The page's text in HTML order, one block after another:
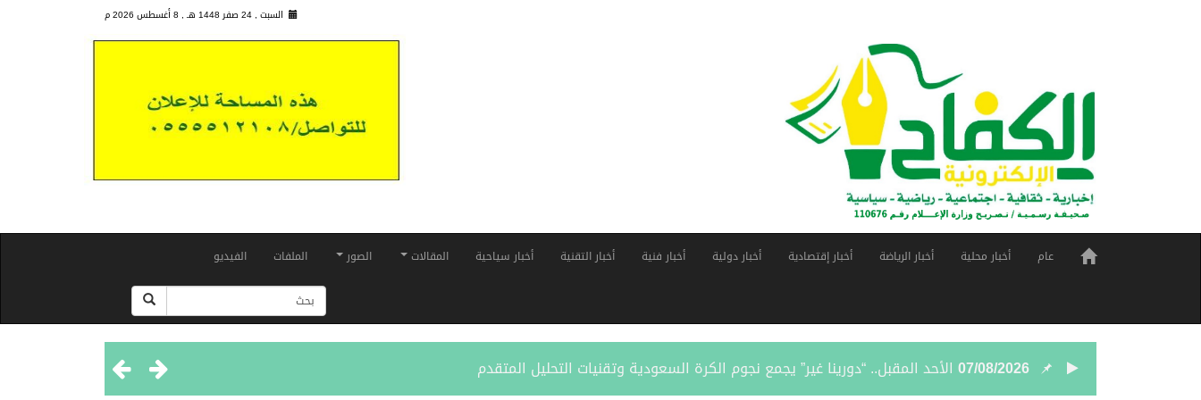
السبت , 24 صفر 1448 هـ , 8 أغسطس 2026 م
عام أخبار محلية أخبار الرياضة أخبار إقتصادية أخبار دولية أخبار فنية أخبار التقنية أخبار سياحية المقالات الصور الملفات الفيديو
07/08/2026 الأحد المقبل.. “دورينا غير” يجمع نجوم الكرة السعودية وتقنيات التحليل المتقدم